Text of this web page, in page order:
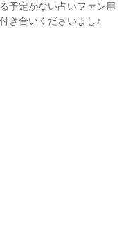
予定がない占いファン用
き合いくださいまし♪